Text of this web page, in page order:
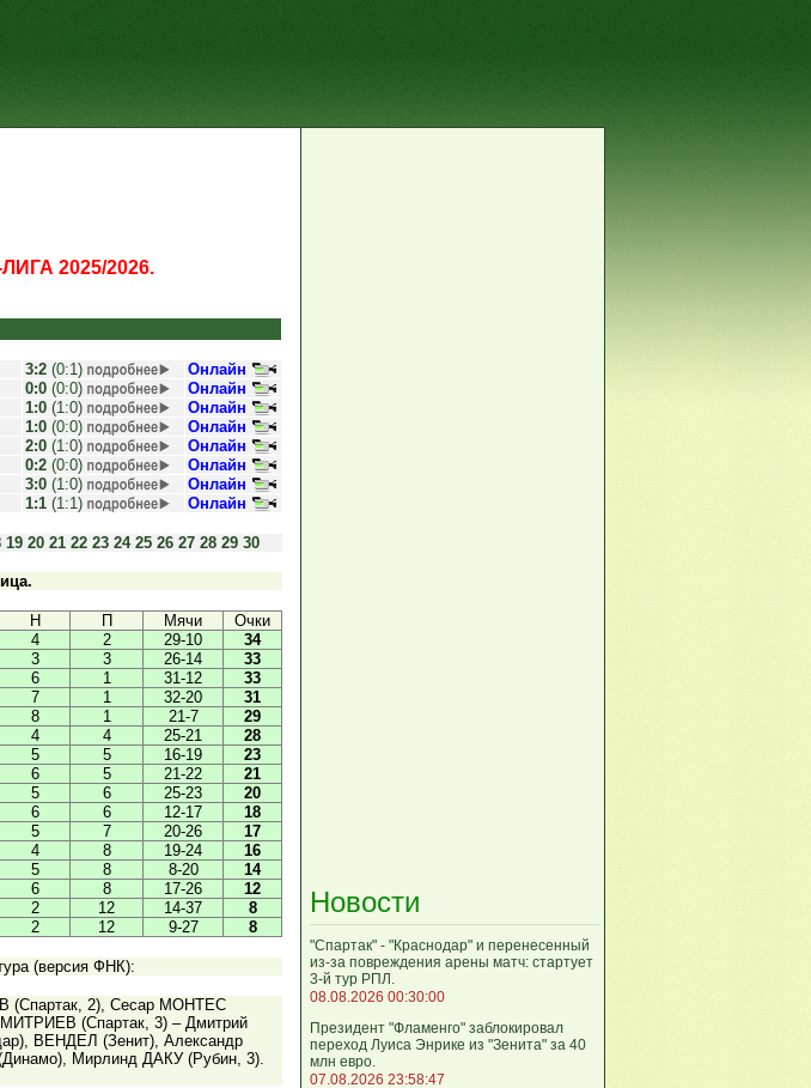
2025/2026.
3:2 (0:1)
Онлайн
0:0 (0:0)
Онлайн
1:0 (1:0)
Онлайн
1:0 (0:0)
Онлайн
2:0 (1:0)
Онлайн
0:2 (0:0)
Онлайн
3:0 (1:0)
Онлайн
1:1 (1:1) Онлайн
19 20 21 22 23 24 25 26 27 28 29 30
Н П Мячи
Очки
4 2 29-10
34
3 3 26-14
33
6 1 31-12
33
7 1 32-20
31
8 1 21-7
29
4 4 25-21
28
5 5 16-19
23
6 5 21-22
21
5 6 25-23
20
6 6 12-17
18
5 7 20-26
17
4 8 19-24
16
5 8 8-20
14
6 8 17-26
12
2 12 14-37
8
2 12 9-27 8
(версия ФНК):
(Спартак, 2), Сесар МОНТЕС
(Спартак, 3) – Дмитрий
ВЕНДЕЛ (Зенит), Александр
Мирлинд ДАКУ (Рубин, 3).
Новости
"Спартак" - "Краснодар" и перенесенный
из-за повреждения арены матч: стартует
3-й тур РПЛ.
08.08.2026 00:30:00
Президент "Фламенго" заблокировал
переход Луиса Энрике из "Зенита" за 40
млн евро.
07.08.2026 23:58:47